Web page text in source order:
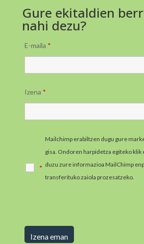
Gure ekitaldien
nahi dezu?
E-maila *
Izena *
*
Mailchimp erabiltzen dugu gure
gisa. Ondoren harpidetza egiteko klik
duzu zure informazioa MailChimp
transferituko zaiola prozesatzeko.